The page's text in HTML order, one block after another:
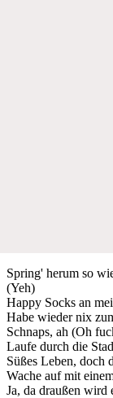
Spring' herum so
(Yeh)
Happy Socks an
Habe wieder nix
Schnaps, ah (Oh
Laufe durch die
Süßes Leben, doch
Wache auf mit
Ja, da draußen wird